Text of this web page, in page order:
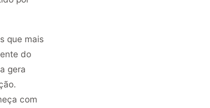
que mais
do
gera
com